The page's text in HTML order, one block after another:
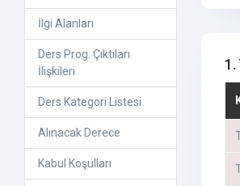
İlgi Alanları
Ders Prog. Çıktıları
İlişkileri
Ders Kategori Listesi
Alınacak Derece
Kabul Koşulları
1.